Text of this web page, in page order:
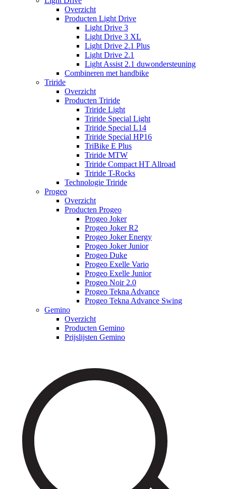
Overzicht
Producten Light Drive
Light Drive 3
Light Drive 3 XL
Light Drive 2.1 Plus
Light Drive 2.1
Light Assist 2.1 duwondersteuning
Combineren met handbike
Triride
Overzicht
Producten Triride
Triride Light
Triride Special Light
Triride Special L14
Triride Special HP16
TriBike E Plus
Triride MTW
Triride Compact HT Allroad
Triride T-Rocks
Technologie Triride
Progeo
Overzicht
Producten Progeo
Progeo Joker
Progeo Joker R2
Progeo Joker Energy
Progeo Joker Junior
Progeo Duke
Progeo Exelle Vario
Progeo Exelle Junior
Progeo Noir 2.0
Progeo Tekna Advance
Progeo Tekna Advance Swing
Gemino
Overzicht
Producten Gemino
Prijslijsten Gemino